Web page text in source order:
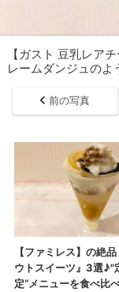
【ガスト 豆乳レア
レームダンジュのよ
前の写真